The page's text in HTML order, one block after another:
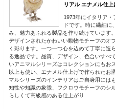
リアル エナメル仕
1973年にイタリア
ドです。時に繊細
み、魅力あふれる製品を作り続けています
デザインされたかわいい動物モチーフのオ
く彩ります。一つ一つ心を込めて丁寧に造
る逸品です。品質、デザイン、色合いすべ
いアニマルシリーズはコレクションにもお
以上も使い、エナメル仕上げで作られたお
マルシリーズのインテリアはご自身用に
知性や知識の象徴、フクロウモチーフのシ
らしくて高級感のある仕上がり